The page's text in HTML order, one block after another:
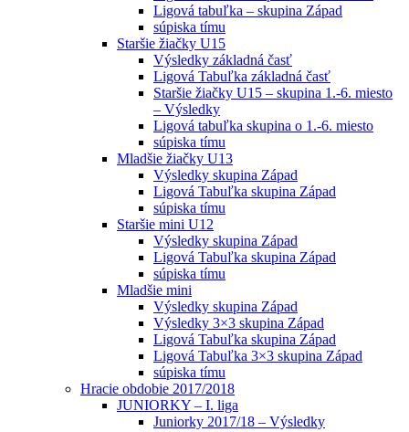
Ligová tabuľka – skupina Západ
súpiska tímu
Staršie žiačky U15
Výsledky základná časť
Ligová Tabuľka základná časť
Staršie žiačky U15 – skupina 1.-6. miesto
– Výsledky
Ligová tabuľka skupina o 1.-6. miesto
súpiska tímu
Mladšie žiačky U13
Výsledky skupina Západ
Ligová Tabuľka skupina Západ
súpiska tímu
Staršie mini U12
Výsledky skupina Západ
Ligová Tabuľka skupina Západ
súpiska tímu
Mladšie mini
Výsledky skupina Západ
Výsledky 3×3 skupina Západ
Ligová Tabuľka skupina Západ
Ligová Tabuľka 3×3 skupina Západ
súpiska tímu
Hracie obdobie 2017/2018
JUNIORKY – I. liga
Juniorky 2017/18 – Výsledky